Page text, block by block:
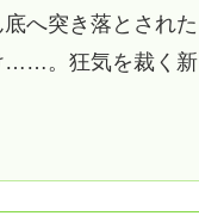
へ突き落とされた
……。狂気を裁く新